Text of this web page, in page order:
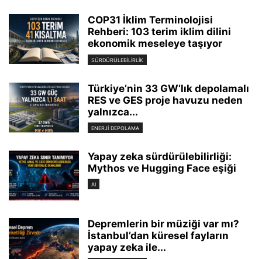
COP31 İklim Terminolojisi
Rehberi: 103 terim iklim dilini
ekonomik meseleye taşıyor
SÜRDÜRÜLEBILIRLIK
Türkiye’nin 33 GW’lık depolamalı
RES ve GES proje havuzu neden
yalnızca...
ENERJI DEPOLAMA
Yapay zeka sürdürülebilirliği:
Mythos ve Hugging Face eşiği
AI
Depremlerin bir müziği var mı?
İstanbul’dan küresel fayların
yapay zeka ile...